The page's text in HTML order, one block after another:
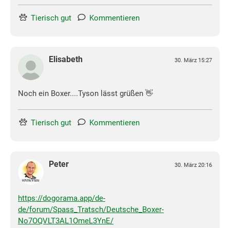
Tierisch gut Kommentieren
Elisabeth 30. März 15:27
Noch ein Boxer....Tyson lässt grüßen 👋
Tierisch gut Kommentieren
Peter 30. März 20:16
https://dogorama.app/de-
de/forum/Spass_Tratsch/Deutsche_Boxer-
No7OQVLT3AL1OmeL3YnE/